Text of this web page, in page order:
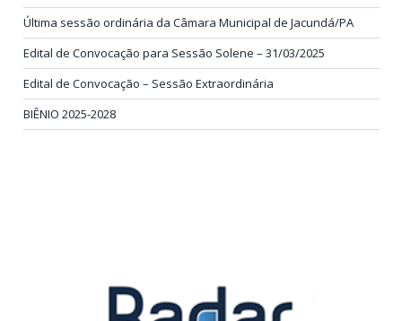
Última sessão ordinária da Câmara Municipal de Jacundá/PA
Edital de Convocação para Sessão Solene – 31/03/2025
Edital de Convocação – Sessão Extraordinária
BIÊNIO 2025-2028